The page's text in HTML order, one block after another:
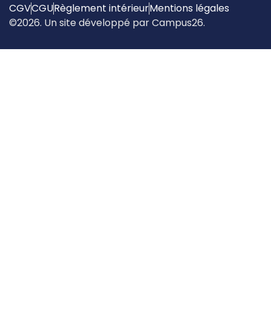
CGVCGURèglement intérieurMentions légales
©2026. Un site développé par Campus26.